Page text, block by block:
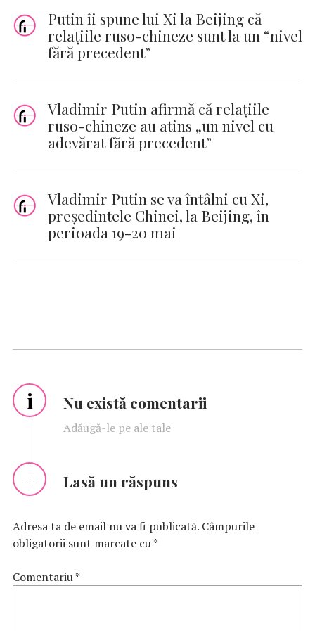
Putin îi spune lui Xi la Beijing că
relaţiile ruso-chineze sunt la un “nivel
fără precedent”
Vladimir Putin afirmă că relațiile
ruso-chineze au atins „un nivel cu
adevărat fără precedent”
Vladimir Putin se va întâlni cu Xi,
președintele Chinei, la Beijing, în
perioada 19-20 mai
i Nu există comentarii
Adăugă-le pe ale tale
Lasă un răspuns
Adresa ta de email nu va fi publicată. Câmpurile
obligatorii sunt marcate cu*
Comentariu*